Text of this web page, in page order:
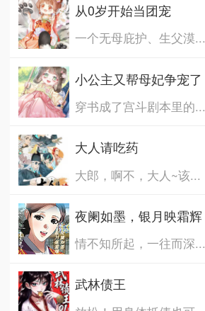
从0岁开始当团宠
一个无母庇护、生父漠...
小公主又帮母妃争宠了
穿书成了宫斗剧本里的...
大人请吃药
大郎，啊不，大人~该...
夜阑如墨，银月映霜辉
情不知所起，一往而深...
武林债王